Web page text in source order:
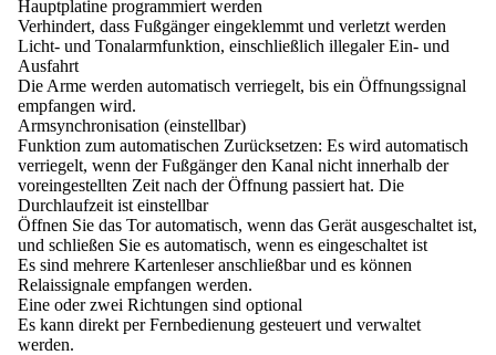
Hauptplatine programmiert werden
Verhindert, dass Fußgänger eingeklemmt und verletzt werden
Licht- und Tonalarmfunktion, einschließlich illegaler Ein- und
Ausfahrt
Die Arme werden automatisch verriegelt, bis ein Öffnungssignal
empfangen wird.
Armsynchronisation (einstellbar)
Funktion zum automatischen Zurücksetzen: Es wird automatisch
verriegelt, wenn der Fußgänger den Kanal nicht innerhalb der
voreingestellten Zeit nach der Öffnung passiert hat. Die
Durchlaufzeit ist einstellbar
Öffnen Sie das Tor automatisch, wenn das Gerät ausgeschaltet ist,
und schließen Sie es automatisch, wenn es eingeschaltet ist
Es sind mehrere Kartenleser anschließbar und es können
Relaissignale empfangen werden.
Eine oder zwei Richtungen sind optional
Es kann direkt per Fernbedienung gesteuert und verwaltet
werden.